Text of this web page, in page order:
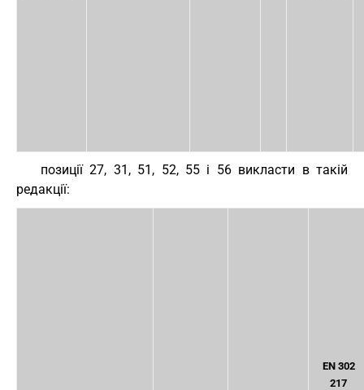
позиції 27, 31, 51, 52, 55 і 56 викласти в такій
редакції:
EN 302
217